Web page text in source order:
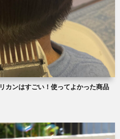
カンはすごい！使ってよかった商品